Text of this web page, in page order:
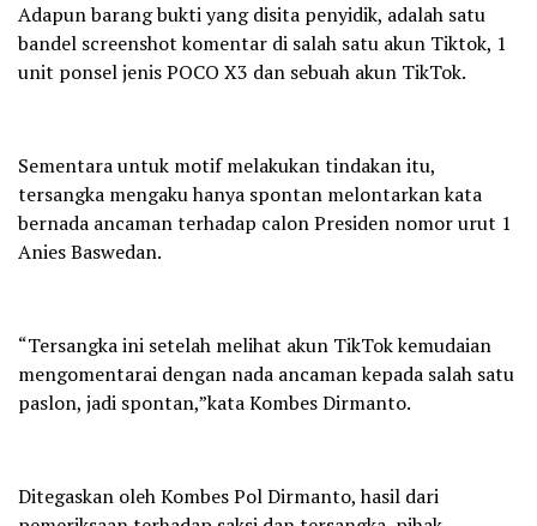
Adapun barang bukti yang disita penyidik, adalah satu
bandel screenshot komentar di salah satu akun Tiktok, 1
unit ponsel jenis POCO X3 dan sebuah akun TikTok.
Sementara untuk motif melakukan tindakan itu,
tersangka mengaku hanya spontan melontarkan kata
bernada ancaman terhadap calon Presiden nomor urut 1
Anies Baswedan.
“Tersangka ini setelah melihat akun TikTok kemudaian
mengomentarai dengan nada ancaman kepada salah satu
paslon, jadi spontan,”kata Kombes Dirmanto.
Ditegaskan oleh Kombes Pol Dirmanto, hasil dari